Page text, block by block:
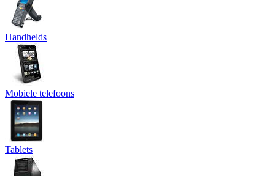
Handhelds
Mobiele telefoons
Tablets